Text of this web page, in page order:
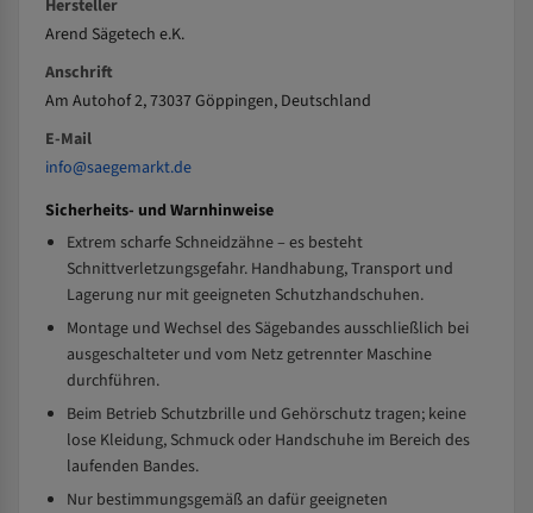
Hersteller
Arend Sägetech e.K.
Anschrift
Am Autohof 2, 73037 Göppingen, Deutschland
E-Mail
info@saegemarkt.de
Sicherheits- und Warnhinweise
Extrem scharfe Schneidzähne – es besteht
Schnittverletzungsgefahr. Handhabung, Transport und
Lagerung nur mit geeigneten Schutzhandschuhen.
Montage und Wechsel des Sägebandes ausschließlich bei
ausgeschalteter und vom Netz getrennter Maschine
durchführen.
Beim Betrieb Schutzbrille und Gehörschutz tragen; keine
lose Kleidung, Schmuck oder Handschuhe im Bereich des
laufenden Bandes.
Nur bestimmungsgemäß an dafür geeigneten